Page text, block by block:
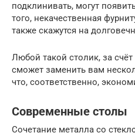
подклинивать, могут
того, некачественная
также скажутся на
Любой такой столик, за
сможет заменить вам
что, соответственно,
Современные столы
Сочетание металла со